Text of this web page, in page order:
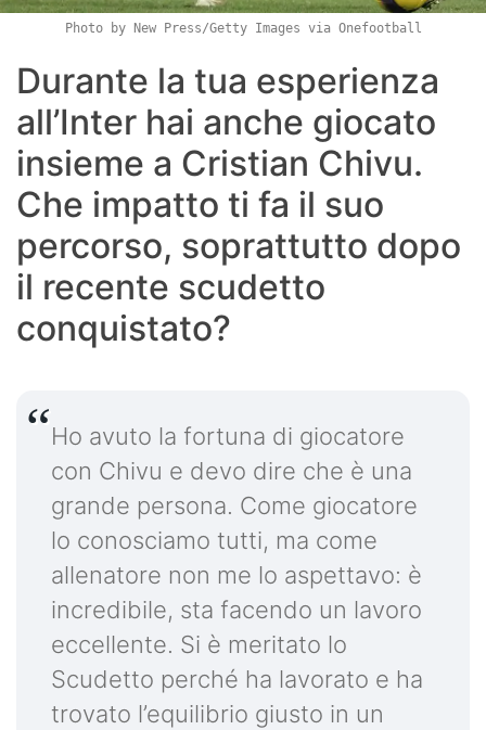
Photo by New Press/Getty Images via Onefootball
Durante la tua esperienza
all’Inter hai anche giocato
insieme a Cristian Chivu.
Che impatto ti fa il suo
percorso, soprattutto dopo
il recente scudetto
conquistato?
Ho avuto la fortuna di giocatore
con Chivu e devo dire che è una
grande persona. Come giocatore
lo conosciamo tutti, ma come
allenatore non me lo aspettavo: è
incredibile, sta facendo un lavoro
eccellente. Si è meritato lo
Scudetto perché ha lavorato e ha
trovato l’equilibrio giusto in un